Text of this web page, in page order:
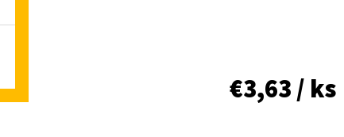
€3,63/ ks